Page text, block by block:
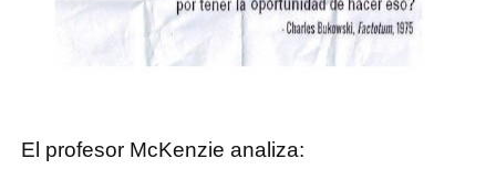
El profesor McKenzie analiza: